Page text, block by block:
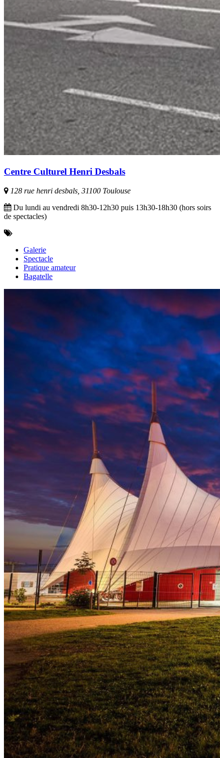
Centre Culturel Henri Desbals
128 rue henri desbals, 31100 Toulouse
Du lundi au vendredi 8h30-12h30 puis 13h30-18h30 (hors soirs
de spectacles)
Galerie
Spectacle
Pratique amateur
Bagatelle